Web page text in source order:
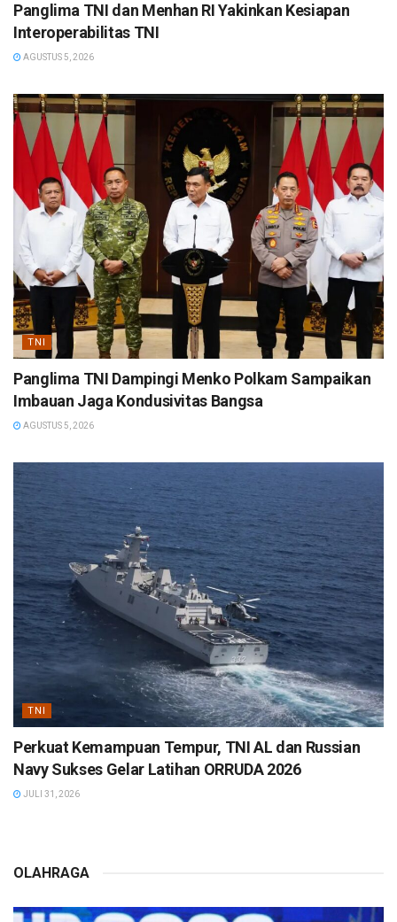
Panglima TNI dan Menhan RI Yakinkan Kesiapan
Interoperabilitas TNI
AGUSTUS 5, 2026
TNI
Panglima TNI Dampingi Menko Polkam Sampaikan
Imbauan Jaga Kondusivitas Bangsa
AGUSTUS 5, 2026
TNI
Perkuat Kemampuan Tempur, TNI AL dan Russian
Navy Sukses Gelar Latihan ORRUDA 2026
JULI 31, 2026
OLAHRAGA